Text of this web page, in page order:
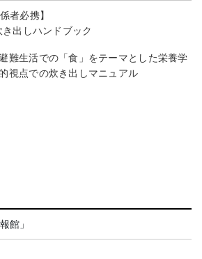
者必携】
出しハンドブック
難生活での「食」をテーマとした栄養学
的視点での炊き出しマニュアル
館」